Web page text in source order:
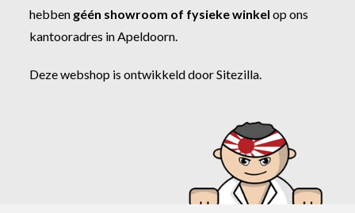
hebben géén showroom of fysieke winkel op ons
kantooradres in Apeldoorn.
Deze webshop is ontwikkeld doorSitezilla.